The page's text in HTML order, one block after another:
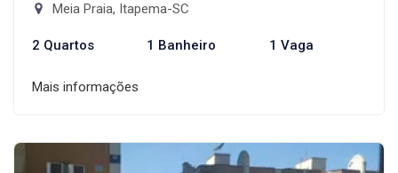
Meia Praia, Itapema-SC
2 Quartos 1 Banheiro 1 Vaga
Mais informações